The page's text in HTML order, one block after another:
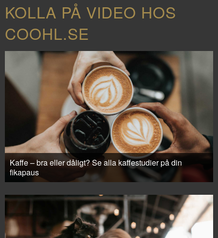
KOLLA PÅ VIDEO HOS
COOHL.SE
Kaffe – bra eller dåligt? Se alla kaffestudier på din
fikapaus